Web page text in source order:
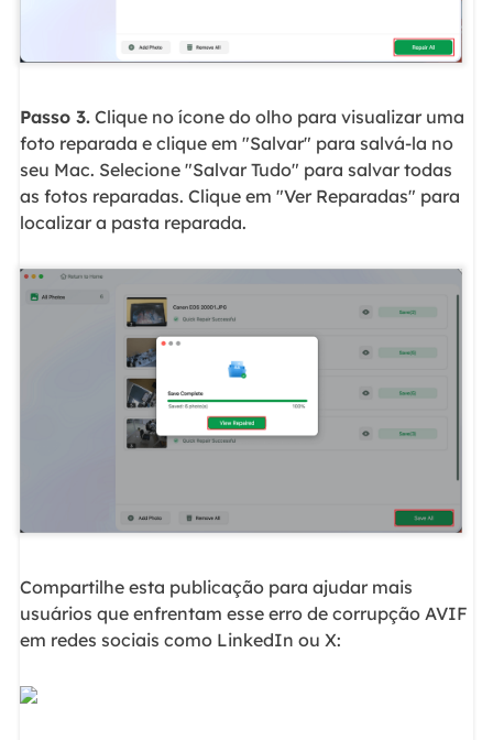
Passo 3.Clique no ícone do olho para visualizar uma
foto reparada e clique em "Salvar" para salvá-la no
seu Mac. Selecione "Salvar Tudo" para salvar todas
as fotos reparadas. Clique em "Ver Reparadas" para
localizar a pasta reparada.
Compartilhe esta publicação para ajudar mais
usuários que enfrentam esse erro de corrupção AVIF
em redes sociais como LinkedIn ou X: